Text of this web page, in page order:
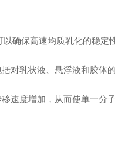
确保高速均质乳化的稳定性
对乳状液、悬浮液和胶体的
度增加，从而使单一分